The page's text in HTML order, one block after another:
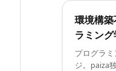
環境構
ラミン
プログラ
ジ。paiza